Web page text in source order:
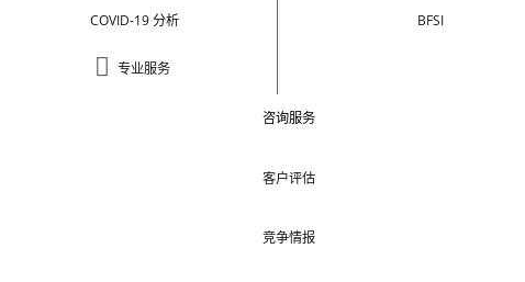
COVID-19 分析
专业服务
BFSI
咨询服务
客户评估
竞争情报